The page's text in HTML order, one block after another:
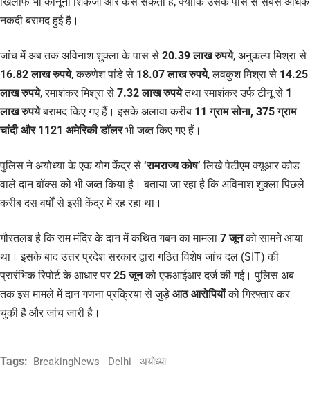
नकदी बरामद हुई है।
जांच में अब तक अविनाश शुक्ला के पास से 20.39 लाख रुपये, अनुकल्प मिश्रा से
16.82 लाख रुपये, करुणेश पांडे से 18.07 लाख रुपये, लवकुश मिश्रा से 14.25
लाख रुपये, रमाशंकर मिश्रा से 7.32 लाख रुपयेतथा रमाशंकर उर्फ टीनू से 1
लाख रुपयेबरामद किए गए हैं। इसके अलावा करीब 11 ग्राम सोना, 375 ग्राम
चांदी और 1121 अमेरिकी डॉलरभी जब्त किए गए हैं।
पुलिस ने अयोध्या के एक योग केंद्र से ‘रामराज्य कोष’ लिखे पेटीएम क्यूआर कोड
वाले दान बॉक्स को भी जब्त किया है। बताया जा रहा है कि अविनाश शुक्ला पिछले
करीब दस वर्षों से इसी केंद्र में रह रहा था।
गौरतलब है कि राम मंदिर के दान में कथित गबन का मामला 7 जूनको सामने आया
था। इसके बाद उत्तर प्रदेश सरकार द्वारा गठित विशेष जांच दल (SIT) की
प्रारंभिक रिपोर्ट के आधार पर 25 जूनको एफआईआर दर्ज की गई। पुलिस अब
तक इस मामले में दान गणना प्रक्रिया से जुड़े आठ आरोपियोंको गिरफ्तार कर
चुकी है और जांच जारी है।
Tags: BreakingNews Delhi अयोध्या